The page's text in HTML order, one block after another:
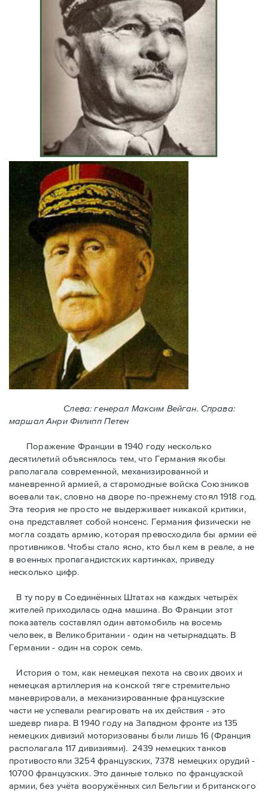
Слева: генерал Максим Вейган. Справа:
маршал Анри Филипп Петен
Поражение Франции в 1940 году несколько
десятилетий объяснялось тем, что Германия якобы
раполагала современной, механизированной и
маневренной армией, а старомодные войска Союзников
воевали так, словно на дворе по-прежнему стоял 1918 год.
Эта теория не просто не выдерживает никакой критики,
она представляет собой нонсенс. Германия физически не
могла создать армию, которая превосходила бы армии её
противников. Чтобы стало ясно, кто был кем в реале, а не
в военных пропагандистских картинках, приведу
несколько цифр.
В ту пору в Соединённых Штатах на каждых четырёх
жителей приходилась одна машина. Во Франции этот
показатель составлял один автомобиль на восемь
человек, в Великобритании - один на четырнадцать. В
Германии - один на сорок семь.
История о том, как немецкая пехота на своих двоих и
немeцкая артиллерия на конской тяге стремительно
маневрировали, а механизированные французские
части не успевали реагировать на их действия - это
шедевр пиара. В 1940 году на Западном фронте из 135
немецких дивизий моторизованы были лишь 16 (Франция
располагала 117 дивизиями). 2439 немецких танков
противостояли 3254 французских, 7378 немецких орудий -
10700 французских. Это данные только по французской
армии, без учёта вооружённых сил Бельгии и британского